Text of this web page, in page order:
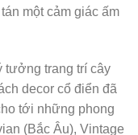
một cảm giác ấm
tưởng trang trí cây
decor cổ điển đã
tới những phong
(Bắc Âu), Vintage